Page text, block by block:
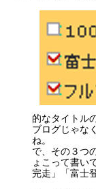
的なタイトル
ブログじゃな
ね。
で、その３つ
ょこって書い
完走」「富士